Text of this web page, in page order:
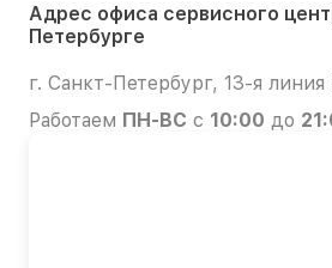
Адрес офиса сервисного
Петербурге
г. Санкт-Петербург, 13-я
Работаем ПН-ВС с 10:00 до